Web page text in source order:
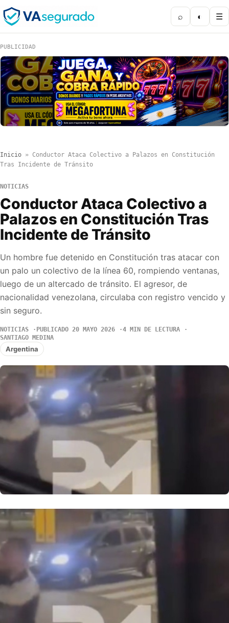
⌕ ◐ ☰
PUBLICIDAD
Inicio » Conductor Ataca Colectivo a Palazos en Constitución
Tras Incidente de Tránsito
NOTICIAS
Conductor Ataca Colectivo a
Palazos en Constitución Tras
Incidente de Tránsito
Un hombre fue detenido en Constitución tras atacar con
un palo un colectivo de la línea 60, rompiendo ventanas,
luego de un altercado de tránsito. El agresor, de
nacionalidad venezolana, circulaba con registro vencido y
sin seguro.
NOTICIAS PUBLICADO 20 MAYO 2026
4 MIN DE LECTURA
SANTIAGO MEDINA
Argentina